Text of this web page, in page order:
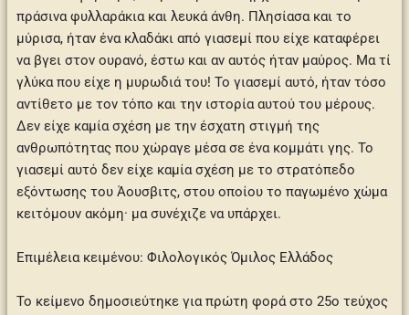
πράσινα φυλλαράκια και λευκά άνθη. Πλησίασα και το
μύρισα, ήταν ένα κλαδάκι από γιασεμί που είχε καταφέρει
να βγει στον ουρανό, έστω και αν αυτός ήταν μαύρος. Μα τί
γλύκα που είχε η μυρωδιά του! Το γιασεμί αυτό, ήταν τόσο
αντίθετο με τον τόπο και την ιστορία αυτού του μέρους.
Δεν είχε καμία σχέση με την έσχατη στιγμή της
ανθρωπότητας που χώραγε μέσα σε ένα κομμάτι γης. Το
γιασεμί αυτό δεν είχε καμία σχέση με το στρατόπεδο
εξόντωσης του Άουσβιτς, στου οποίου το παγωμένο χώμα
κειτόμουν ακόμη· μα συνέχιζε να υπάρχει.
Επιμέλεια κειμένου:Φιλολογικός Όμιλος Ελλάδος
Το κείμενο δημοσιεύτηκε για πρώτη φορά στο 25ο τεύχος